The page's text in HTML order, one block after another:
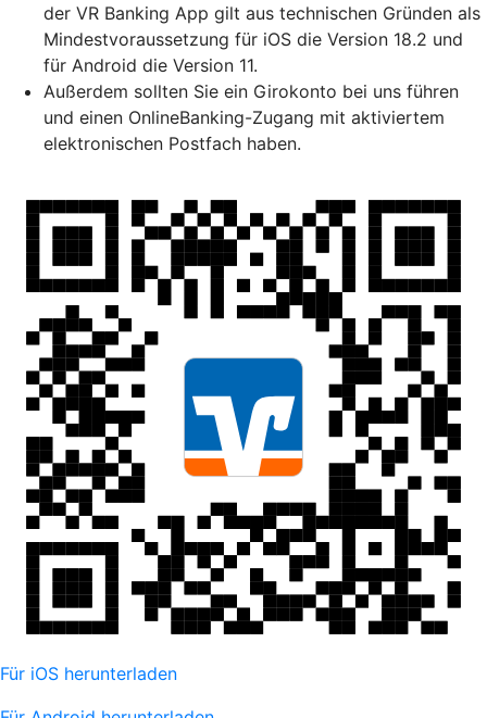
der VR Banking App gilt aus technischen Gründen als
Mindestvoraussetzung für iOS die Version 18.2 und
für Android die Version 11.
Außerdem sollten Sie ein Girokonto bei uns führen
und einen OnlineBanking-Zugang mit aktiviertem
elektronischen Postfach haben.
Für iOS herunterladen